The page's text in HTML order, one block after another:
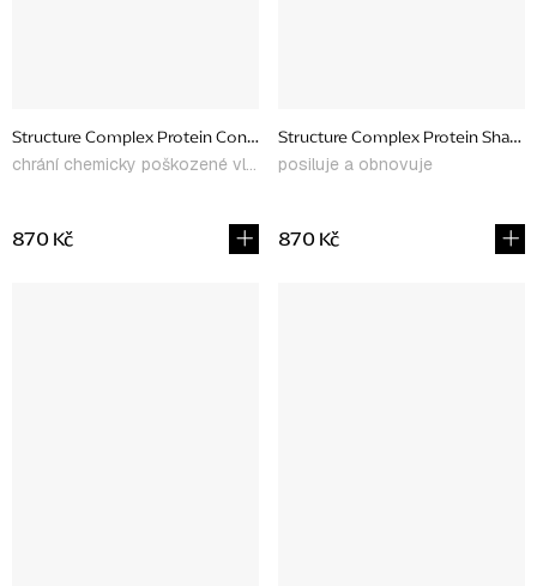
Structure Complex Protein Conditioner, 350 ml
chrání chemicky poškozené vlasy
870 Kč
Structure Complex Protein
posiluje a obnovuje
870 Kč